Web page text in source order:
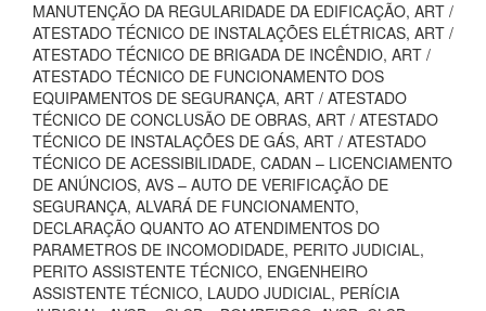
MANUTENÇÃO DA REGULARIDADE DA EDIFICAÇÃO, ART /
ATESTADO TÉCNICO DE INSTALAÇÕES ELÉTRICAS, ART /
ATESTADO TÉCNICO DE BRIGADA DE INCÊNDIO, ART /
ATESTADO TÉCNICO DE FUNCIONAMENTO DOS
EQUIPAMENTOS DE SEGURANÇA, ART / ATESTADO
TÉCNICO DE CONCLUSÃO DE OBRAS, ART / ATESTADO
TÉCNICO DE INSTALAÇÕES DE GÁS, ART / ATESTADO
TÉCNICO DE ACESSIBILIDADE, CADAN – LICENCIAMENTO
DE ANÚNCIOS, AVS – AUTO DE VERIFICAÇÃO DE
SEGURANÇA, ALVARÁ DE FUNCIONAMENTO,
DECLARAÇÃO QUANTO AO ATENDIMENTOS DO
PARAMETROS DE INCOMODIDADE, PERITO JUDICIAL,
PERITO ASSISTENTE TÉCNICO, ENGENHEIRO
ASSISTENTE TÉCNICO, LAUDO JUDICIAL, PERÍCIA